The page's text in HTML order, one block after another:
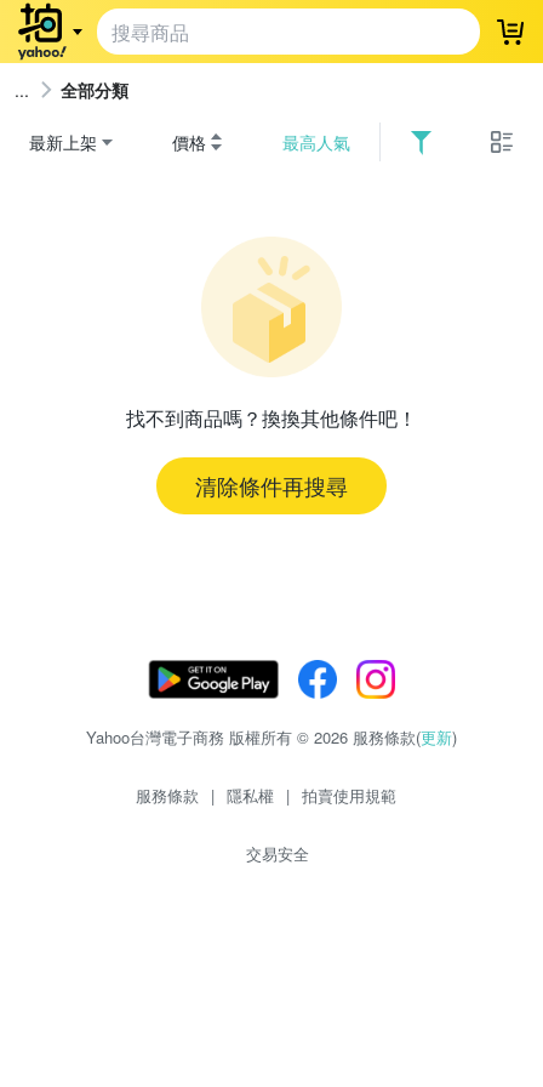
登
全部分類
最新上架 價格 最高人氣
找不到商品嗎？換換其他條件吧！
清除條件再搜尋
Yahoo台灣電子商務 版權所有 © 2026 服務條款(更新)
服務條款 | 隱私權 | 拍賣使用規範
交易安全